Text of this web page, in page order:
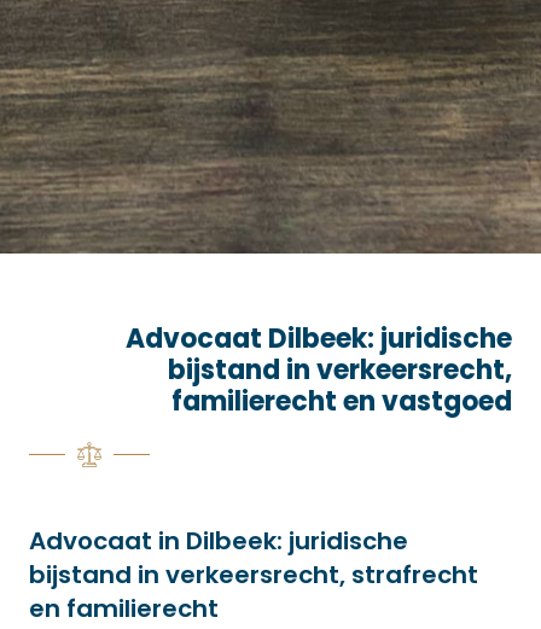
Advocaat Dilbeek: juridische
bijstand in verkeersrecht,
familierecht en vastgoed
Advocaat in Dilbeek: juridische
bijstand in verkeersrecht, strafrecht
en familierecht